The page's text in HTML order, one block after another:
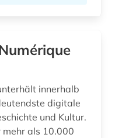
innerhalb
digitale
und Kultur.
als 10.000